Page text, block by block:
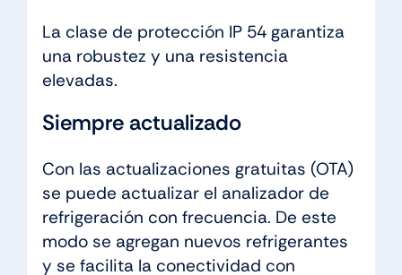
La clase de protección IP 54 garantiza
una robustez y una resistencia
elevadas.
Siempre actualizado
Con las actualizaciones gratuitas (OTA)
se puede actualizar el analizador de
refrigeración con frecuencia. De este
modo se agregan nuevos refrigerantes
y se facilita la conectividad con